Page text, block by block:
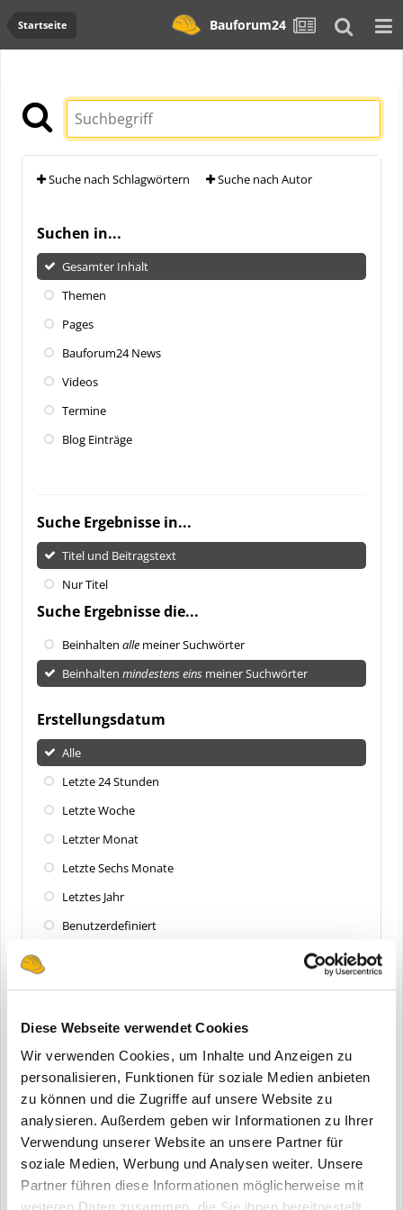
Diese Webseite verwendet Cookies
Wir verwenden Cookies, um Inhalte und Anzeigen zu
personalisieren, Funktionen für soziale Medien anbieten
zu können und die Zugriffe auf unsere Website zu
analysieren. Außerdem geben wir Informationen zu Ihrer
Verwendung unserer Website an unsere Partner für
soziale Medien, Werbung und Analysen weiter. Unsere
Partner führen diese Informationen möglicherweise mit
Startseite Bauforum24
Suche nach Schlagwörtern Suche nach Autor
Suchen in...
Gesamter Inhalt
Themen
Pages
Bauforum24 News
Videos
Termine
Blog Einträge
Suche Ergebnisse in...
Titel und Beitragstext
Nur Titel
Suche Ergebnisse die...
Beinhalten alle meiner Suchwörter
Beinhalten mindestens eins meiner Suchwörter
Erstellungsdatum
Alle
Letzte 24 Stunden
Letzte Woche
Letzter Monat
Letzte Sechs Monate
Letztes Jahr
Benutzerdefiniert
Zuletzt aktualisiert
Letzte 24 Stunden
Letzte Woche
Letzter Monat
Letzte Sechs Monate
Letztes Jahr
Benutzerdefiniert